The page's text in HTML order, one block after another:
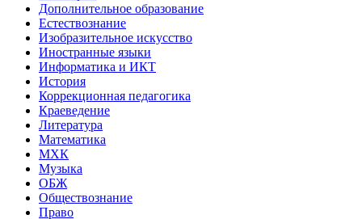
Дополнительное образование
Естествознание
Изобразительное искусство
Иностранные языки
Информатика и ИКТ
История
Коррекционная педагогика
Краеведение
Литература
Математика
МХК
Музыка
ОБЖ
Обществознание
Право